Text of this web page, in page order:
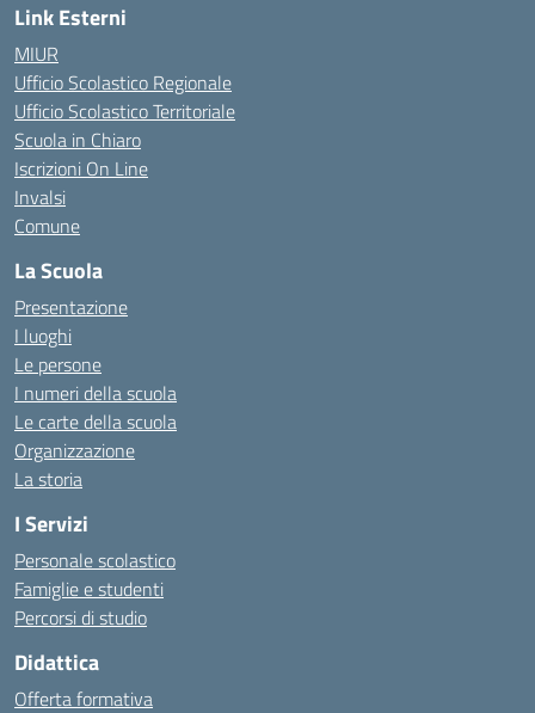
Link Esterni
MIUR
Ufficio Scolastico Regionale
Ufficio Scolastico Territoriale
Scuola in Chiaro
Iscrizioni On Line
Invalsi
Comune
La Scuola
Presentazione
I luoghi
Le persone
I numeri della scuola
Le carte della scuola
Organizzazione
La storia
I Servizi
Personale scolastico
Famiglie e studenti
Percorsi di studio
Didattica
Offerta formativa